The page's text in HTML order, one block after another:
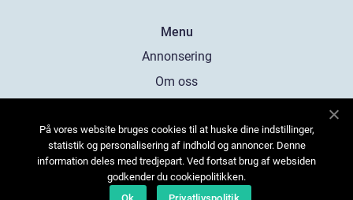
Menu
Annonsering
Om oss
Kontakta oss
Sitemap
På vores website bruges cookies til at huske dine indstillinger,
statistik og personalisering af indhold og annoncer. Denne
information deles med tredjepart. Ved fortsat brug af websiden
godkender du cookiepolitikken.